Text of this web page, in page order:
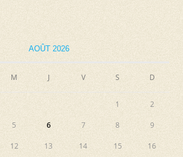
AOÛT 2026
M J V S D
1 2
5 6 7 8 9
12 13 14 15 16